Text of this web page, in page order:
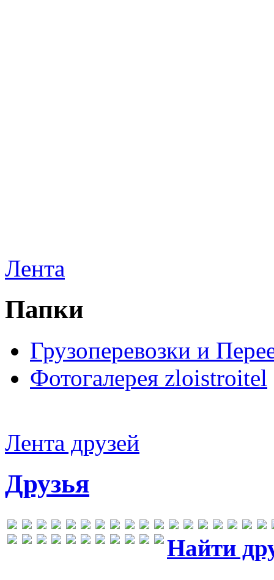
Лента
Папки
Грузоперевозки и
Фотогалерея zloistroitel
Лента друзей
Друзья
Найти